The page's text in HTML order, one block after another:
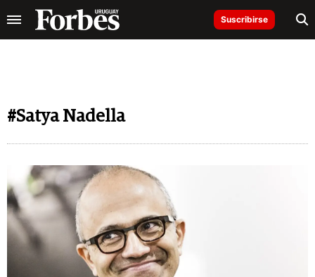
Suscribirse
#Satya Nadella